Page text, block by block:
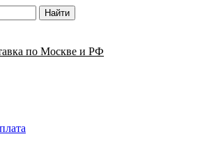
по Москве и РФ